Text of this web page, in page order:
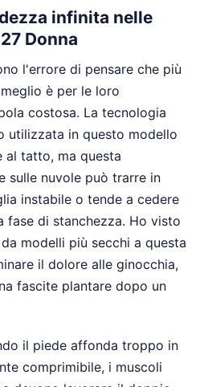
infinita nelle
Donna
l'errore di pensare che più
è per le loro
costosa. La tecnologia
utilizzata in questo modello
al tatto, ma questa
sulle nuvole può trarre in
instabile o tende a cedere
fase di stanchezza. Ho visto
modelli più secchi a questa
il dolore alle ginocchia,
fascite plantare dopo un
il piede affonda troppo in
comprimibile, i muscoli